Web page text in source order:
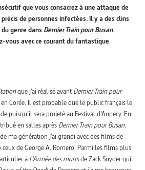
que vous consacrez à une attaque de
de personnes infectées. Il y a des clins
genre dans Dernier Train pour Busan.
avec ce courant du fantastique
que j’ai réalisé avant Dernier Train pour
Corée. Il est probable que le public français le
puisqu’il sera projeté au Festival d’Annecy. En
en salles après Dernier Train pour Busan.
ma génération j’ai grandi avec des films de
ceux de George A. Romero. Parmi les films plus
à L’Armée des mortsde Zack Snyder qui